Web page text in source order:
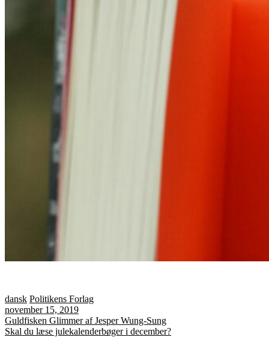
dansk Politikens Forlag
november 15, 2019
Indlægsnavigation
Guldfisken Glimmer af Jesper Wung-Sung
Skal du læse julekalenderbøger i december?